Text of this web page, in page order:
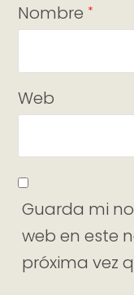
Nombre *
Web
Guarda mi
web en este
próxima vez